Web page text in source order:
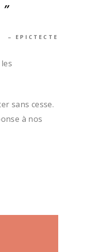
– EPICTECTE
sans cesse.
à nos